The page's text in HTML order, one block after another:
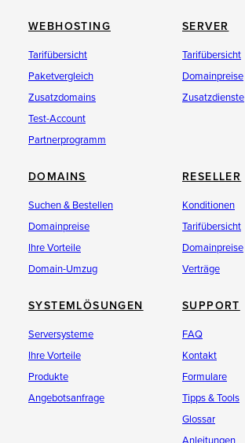
WEBHOSTING
Tarifübersicht
Paketvergleich
Zusatzdomains
Test-Account
Partnerprogramm
SERVER
Tarifübersicht
Domainpreise
Zusatzdienste
DOMAINS
Suchen & Bestellen
Domainpreise
Ihre Vorteile
Domain-Umzug
RESELLER
Konditionen
Tarifübersicht
Domainpreise
Verträge
SYSTEMLÖSUNGEN
Serversysteme
Ihre Vorteile
Produkte
Angebotsanfrage
SUPPORT
FAQ
Kontakt
Formulare
Tipps & Tools
Glossar